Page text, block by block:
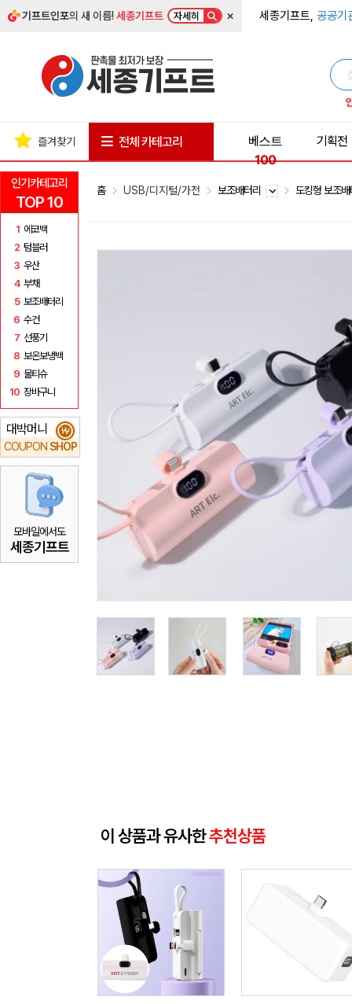
기프트인포의 새 이름!세종기프트 자세히 × 세종기프트, 공공기
인기카테고리
TOP 10
1 에코백
2 텀블러
3 우산
4 부채
5 보조배터리
6 수건
7 선풍기
8 보온보냉백
9 물티슈
10 장바구니
대박머니
COUPON SHOP
₩
모바일에서도
세종기프트
즐겨찾기 전체 카테고리
베스트
100
기획전
홈 USB/디지털/가전 보조배터리 도킹형 보조
이 상품과 유사한추천상품